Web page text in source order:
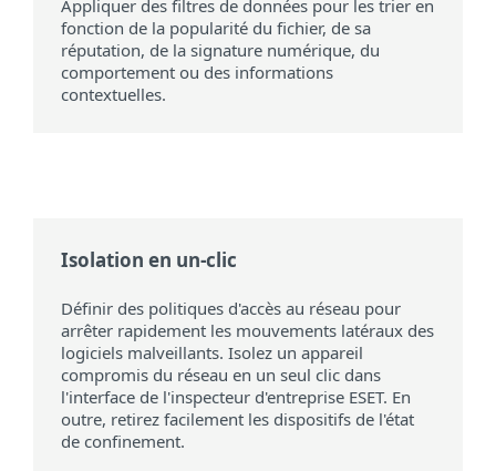
Appliquer des filtres de données pour les trier en
fonction de la popularité du fichier, de sa
réputation, de la signature numérique, du
comportement ou des informations
contextuelles.
Isolation en un-clic
Définir des politiques d'accès au réseau pour
arrêter rapidement les mouvements latéraux des
logiciels malveillants. Isolez un appareil
compromis du réseau en un seul clic dans
l'interface de l'inspecteur d'entreprise ESET. En
outre, retirez facilement les dispositifs de l'état
de confinement.